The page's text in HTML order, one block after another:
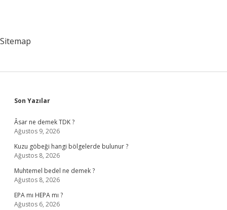
Sitemap
Sidebar
Son Yazılar
Âsar ne demek TDK ?
Ağustos 9, 2026
Kuzu göbeği hangi bölgelerde bulunur ?
Ağustos 8, 2026
Muhtemel bedel ne demek ?
Ağustos 8, 2026
EPA mı HEPA mı ?
Ağustos 6, 2026